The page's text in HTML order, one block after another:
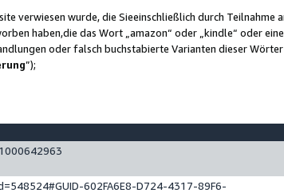
verwiesen wurde, die Sieeinschließlich durch Teilnahme
haben,die das Wort „amazon“ oder „kindle“ oder
oder falsch buchstabierte Varianten dieser Wörter
”);
602FA6E8-D724-4317-89F6-